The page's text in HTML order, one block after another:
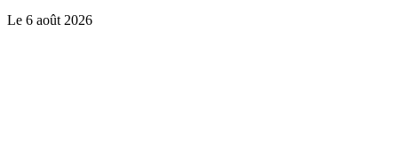
Le 6 août 2026